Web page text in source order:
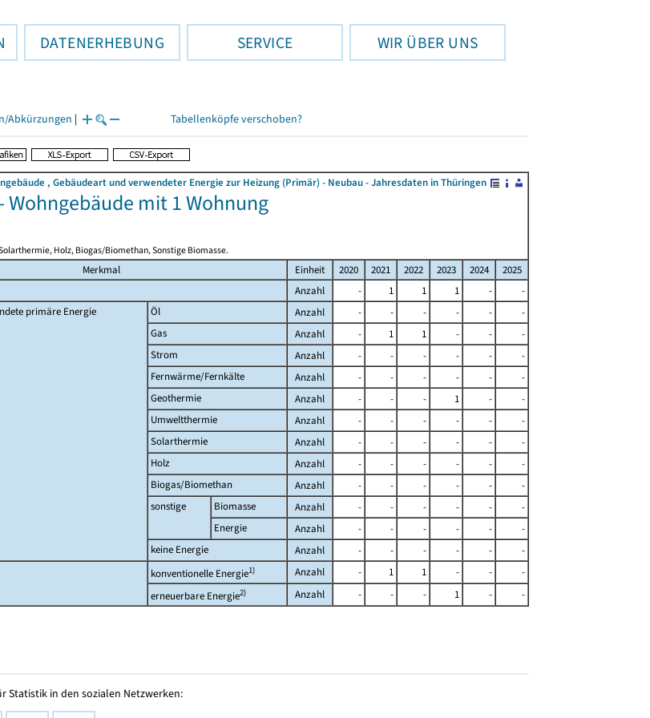
DATENERHEBUNG SERVICE WIR ÜBER UNS
Abkürzungen | Tabellenköpfe verschoben?
, Gebäudeart und verwendeter Energie zur Heizung (Primär) - Neubau - Jahresdaten in Thüringen
Wohngebäude mit 1 Wohnung
Holz, Biogas/Biomethan, Sonstige Biomasse.
Merkmal Einheit 2020 2021 2022 2023 2024
2025
Anzahl - 1 1 1 -
-
primäre Energie
Öl Anzahl - - - - -
-
Gas
Anzahl - 1 1 - -
-
Strom
Anzahl - - - - -
-
Fernwärme/Fernkälte
Anzahl - - - - -
-
Geothermie
Anzahl - - - 1 -
-
Umweltthermie
Anzahl - - - - -
-
Solarthermie
Anzahl - - - - -
-
Holz
Anzahl - - - - -
-
Biogas/Biomethan
Anzahl - - - - -
-
sonstige
Biomasse Anzahl - - - - -
-
Energie
Anzahl - - - - -
-
keine Energie
Anzahl - - - - -
-
konventionelle Energie1) Anzahl - 1 1 - -
-
erneuerbare Energie2) Anzahl - - - 1 - -
Statistik in den sozialen Netzwerken: